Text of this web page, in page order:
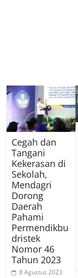
Cegah dan
Tangani
Kekerasan di
Sekolah,
Mendagri
Dorong
Daerah
Pahami
Permendikbu
dristek
Nomor 46
Tahun 2023
8 Agustus 2023